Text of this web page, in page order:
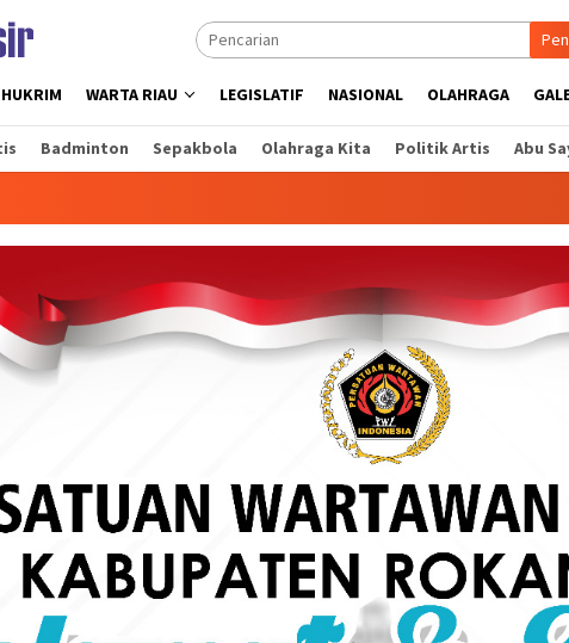
HUKRIM WARTA RIAU LEGISLATIF NASIONAL OLAHRAGA
Badminton Sepakbola Olahraga Kita Politik Artis Abu